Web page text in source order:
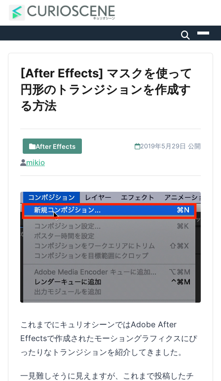
[After Effects] マスクを使って
円形のトランジションを作成す
る方法
After Effects 2019年5月29日 公開
mikio
これまでにキュリオシーンではAdobe After
Effectsで作成されたモーショングラフィクスにぴ
ったりなトランジションを紹介してきました。
一見難しそうに見えますが、これまで投稿したチ